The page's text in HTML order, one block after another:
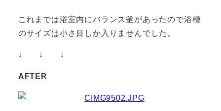
これまでは浴室内にバランス釜があったので浴槽
のサイズは小さ目しか入りませんでした。
↓ ↓ ↓
AFTER